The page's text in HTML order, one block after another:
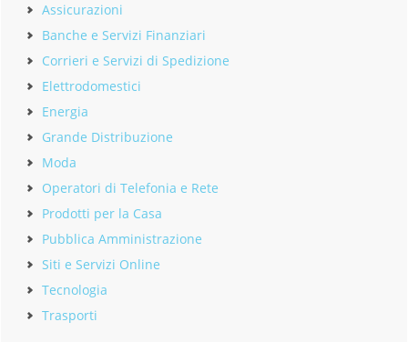
Assicurazioni
Banche e Servizi Finanziari
Corrieri e Servizi di Spedizione
Elettrodomestici
Energia
Grande Distribuzione
Moda
Operatori di Telefonia e Rete
Prodotti per la Casa
Pubblica Amministrazione
Siti e Servizi Online
Tecnologia
Trasporti